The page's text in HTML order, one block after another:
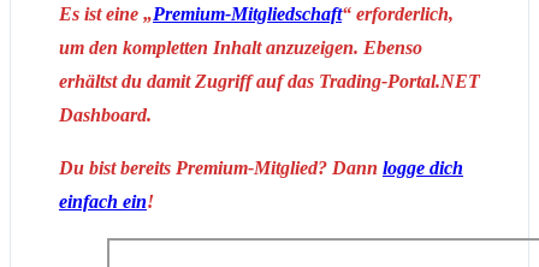
Es ist eine „Premium-Mitgliedschaft“ erforderlich,
um den kompletten Inhalt anzuzeigen. Ebenso
erhältst du damit Zugriff auf das Trading-Portal.NET
Dashboard.
Du bist bereits Premium-Mitglied? Dann logge dich
einfach ein!